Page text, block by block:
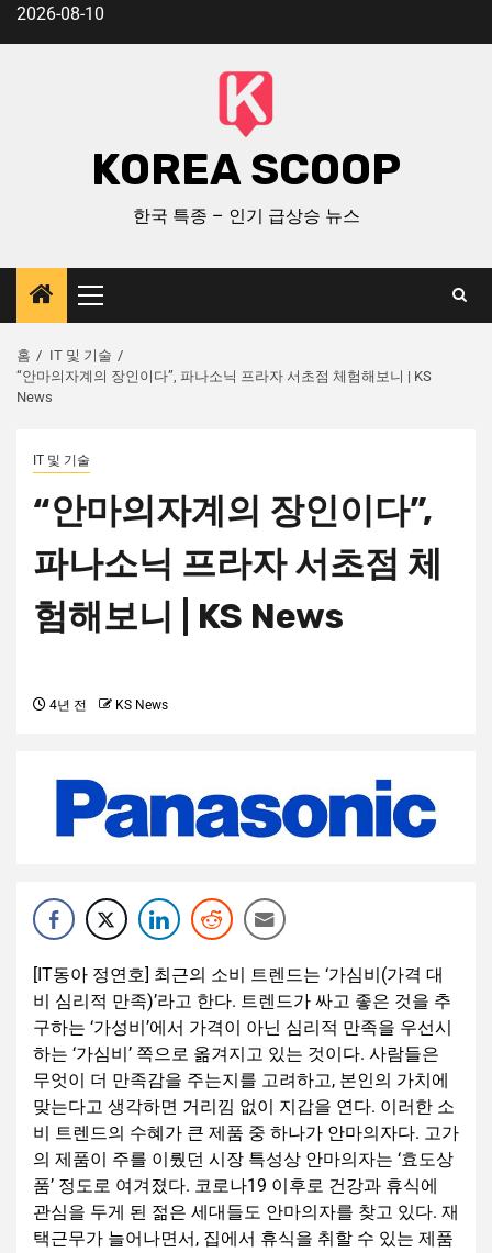
2026-08-10
KOREA SCOOP
한국 특종 – 인기 급상승 뉴스
홈
IT 및 기술
“안마의자계의 장인이다”, 파나소닉 프라자 서초점 체험해보니 | KS
News
IT 및 기술
“안마의자계의 장인이다”,
파나소닉 프라자 서초점 체
험해보니 | KS News
4년 전 KS News
[IT동아 정연호] 최근의 소비 트렌드는 ‘가심비(가격 대
비 심리적 만족)’라고 한다. 트렌드가 싸고 좋은 것을 추
구하는 ‘가성비’에서 가격이 아닌 심리적 만족을 우선시
하는 ‘가심비’ 쪽으로 옮겨지고 있는 것이다. 사람들은
무엇이 더 만족감을 주는지를 고려하고, 본인의 가치에
맞는다고 생각하면 거리낌 없이 지갑을 연다. 이러한 소
비 트렌드의 수혜가 큰 제품 중 하나가 안마의자다. 고가
의 제품이 주를 이뤘던 시장 특성상 안마의자는 ‘효도상
품’ 정도로 여겨졌다. 코로나19 이후로 건강과 휴식에
관심을 두게 된 젊은 세대들도 안마의자를 찾고 있다. 재
택근무가 늘어나면서, 집에서 휴식을 취할 수 있는 제품